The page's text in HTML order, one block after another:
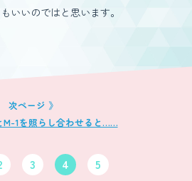
いいのではと思います。
M-1を照らし合わせると……
3 4 5